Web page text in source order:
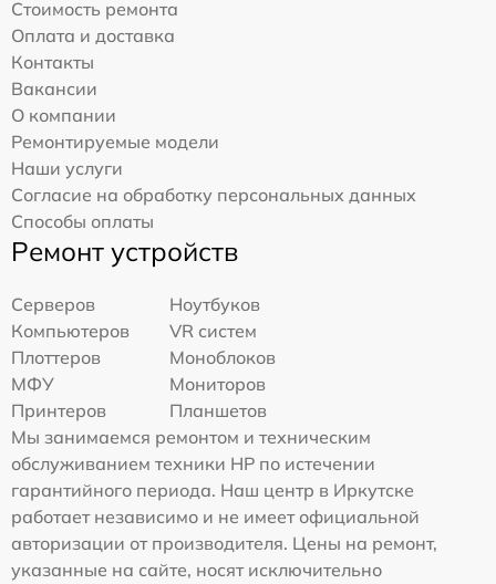
Стоимость ремонта
Оплата и доставка
Контакты
Вакансии
О компании
Ремонтируемые модели
Наши услуги
Согласие на обработку персональных данных
Способы оплаты
Ремонт устройств
Серверов
Ноутбуков
Компьютеров
VR систем
Плоттеров
Моноблоков
МФУ
Мониторов
Принтеров
Планшетов
Мы занимаемся ремонтом и техническим
обслуживанием техники HP по истечении
гарантийного периода. Наш центр в Иркутске
работает независимо и не имеет официальной
авторизации от производителя. Цены на ремонт,
указанные на сайте, носят исключительно